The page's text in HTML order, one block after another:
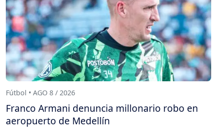
Fútbol • AGO 8 / 2026
Franco Armani denuncia millonario robo en
aeropuerto de Medellín